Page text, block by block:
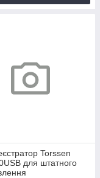
Torssen
для штатного